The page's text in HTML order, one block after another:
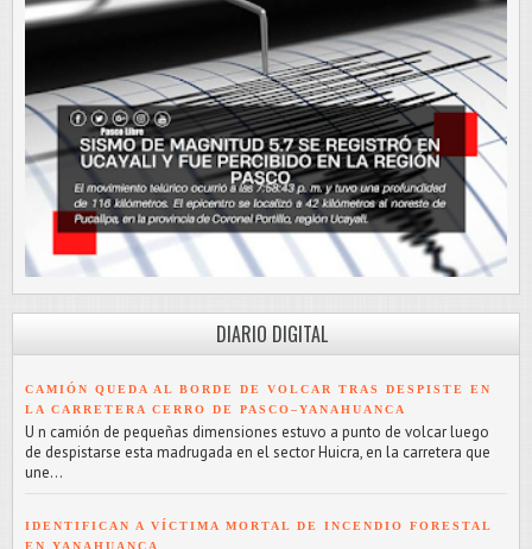
DIARIO DIGITAL
CAMIÓN QUEDA AL BORDE DE VOLCAR TRAS DESPISTE EN
LA CARRETERA CERRO DE PASCO–YANAHUANCA
U n camión de pequeñas dimensiones estuvo a punto de volcar luego
de despistarse esta madrugada en el sector Huicra, en la carretera que
une...
IDENTIFICAN A VÍCTIMA MORTAL DE INCENDIO FORESTAL
EN YANAHUANCA